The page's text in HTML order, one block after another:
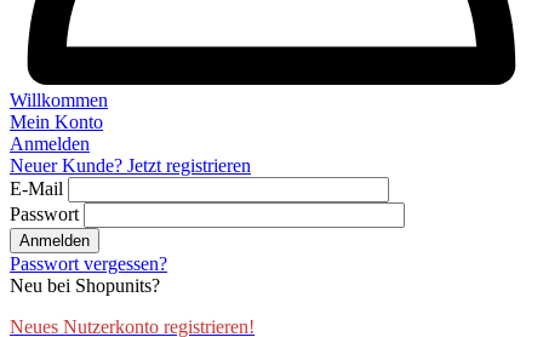
Willkommen
Mein Konto
Anmelden
Neuer Kunde? Jetzt registrieren
E-Mail
Passwort
Anmelden
Passwort vergessen?
Neu bei Shopunits?
Neues Nutzerkonto registrieren!